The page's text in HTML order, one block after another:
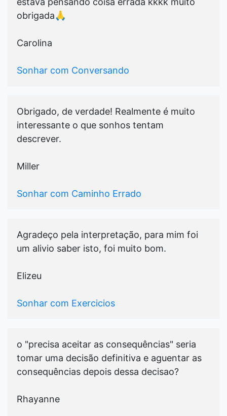
obrigada🙏
Carolina
Sonhar com Conversando
Obrigado, de verdade! Realmente é muito
interessante o que sonhos tentam
descrever.
Miller
Sonhar com Caminho Errado
Agradeço pela interpretação, para mim foi
um alivio saber isto, foi muito bom.
Elizeu
Sonhar com Exercicios
o "precisa aceitar as consequências" seria
tomar uma decisão definitiva e aguentar as
consequências depois dessa decisao?
Rhayanne